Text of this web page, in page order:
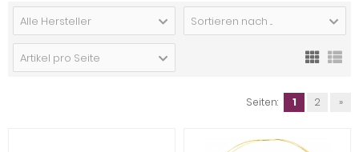
Alle Hersteller Sortieren nach ...
Artikel pro Seite
Seiten: 1 2 »